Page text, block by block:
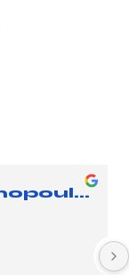
zaxarenia stefanopoulou